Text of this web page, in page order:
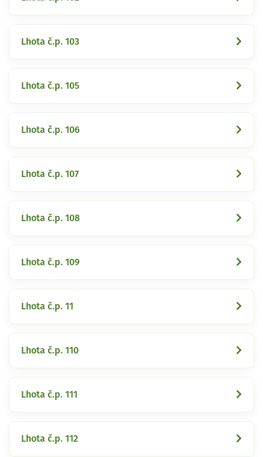
Lhota č.p. 103
Lhota č.p. 105
Lhota č.p. 106
Lhota č.p. 107
Lhota č.p. 108
Lhota č.p. 109
Lhota č.p. 11
Lhota č.p. 110
Lhota č.p. 111
Lhota č.p. 112